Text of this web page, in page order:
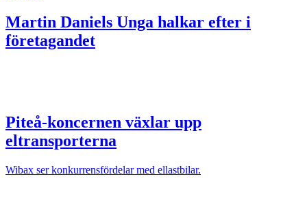
Martin Daniels Unga halkar efter i
företagandet
Piteå-koncernen växlar upp
eltransporterna
Wibax ser konkurrensfördelar med ellastbilar.